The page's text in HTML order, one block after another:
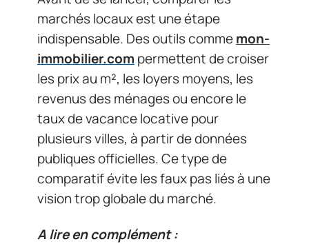
marchés locaux est une étape
indispensable. Des outils commemon-
immobilier.com permettent de croiser
les prix au m², les loyers moyens, les
revenus des ménages ou encore le
taux de vacance locative pour
plusieurs villes, à partir de données
publiques officielles. Ce type de
comparatif évite les faux pas liés à une
vision trop globale du marché.
A lire en complément :